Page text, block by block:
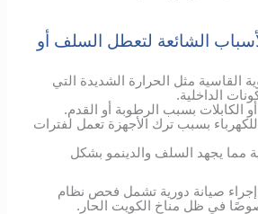
الأسباب الشائعة لتعطل السلف أو
القاسية مثل الحرارة الشديدة التي
الداخلية.
الكابلات بسبب الرطوبة أو القدم.
للكهرباء بسبب ترك الأجهزة تعمل لفترات
مما يجهد السلف والدينمو بشكل
صيانة دورية تشمل فحص نظام
في ظل مناخ الكويت الحار.